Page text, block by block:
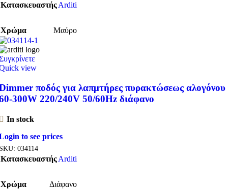
ΚατασκευαστήςArditi
Χρώμα Μαύρο
view
ποδός για λαπμτήρες πυρακτώσεως αλογόνου
300W 220/240V 50/60Hz διάφανο
In stock
to see prices
034114
ΚατασκευαστήςArditi
Χρώμα Διάφανο